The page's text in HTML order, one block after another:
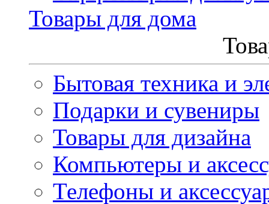
Товары для дома
Бытовая техника и
Подарки и сувениры
Товары для дизайна
Компьютеры и
Телефоны и